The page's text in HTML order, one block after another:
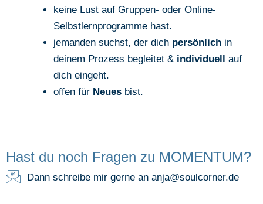
keine Lust auf Gruppen- oder Online-
Selbstlernprogramme hast.
jemanden suchst, der dich persönlich in
deinem Prozess begleitet & individuell
auf
dich eingeht.
offen für Neues bist.
Hast du noch Fragen zu MOMENTUM?
Dann schreibe mir gerne an anja@soulcorner.de